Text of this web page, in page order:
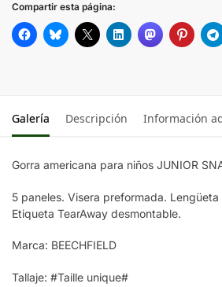
FRENCH NAVY/WHITE
Compartir esta página:
Galería Descripción Información
Gorra americana para niños JUNIOR
5 paneles. Visera preformada.
Etiqueta TearAway desmontable.
Marca: BEECHFIELD
Tallaje: #Taille unique#